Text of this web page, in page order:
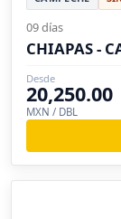
09 días
CHIAPAS -
Desde
20,250.00
MXN / DBL